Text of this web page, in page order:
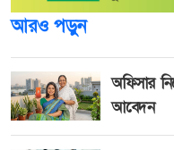
আরও পড়ুন
অফিসার
আবেদন